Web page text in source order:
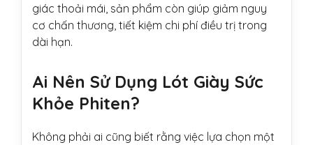
giác thoải mái, sản phẩm còn giúp giảm nguy
cơ chấn thương, tiết kiệm chi phí điều trị trong
dài hạn.
Ai Nên Sử Dụng Lót Giày Sức
Khỏe Phiten?
Không phải ai cũng biết rằng việc lựa chọn một